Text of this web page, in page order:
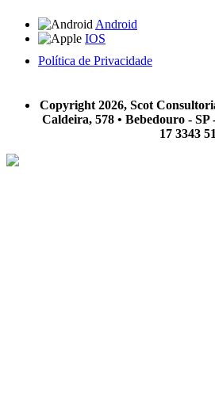
Android
IOS
Política de Privacidade
Copyright 2026, Scot
Caldeira, 578 • Bebedouro - SP
17 3343